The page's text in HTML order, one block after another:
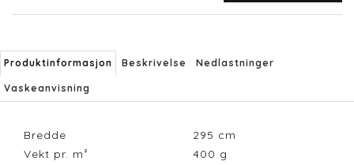
Produktinformasjon Beskrivelse Nedlastninger
Vaskeanvisning
Bredde 295 cm
Vekt pr. m²
400 g